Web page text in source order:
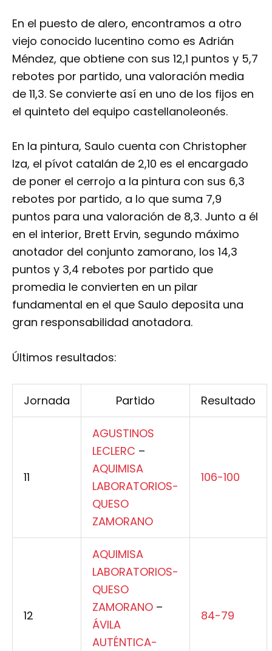
En el puesto de alero, encontramos a otro
viejo conocido lucentino como es Adrián
Méndez, que obtiene con sus 12,1 puntos y 5,7
rebotes por partido, una valoración media
de 11,3. Se convierte así en uno de los fijos en
el quinteto del equipo castellanoleonés.
En la pintura, Saulo cuenta con Christopher
Iza, el pívot catalán de 2,10 es el encargado
de poner el cerrojo a la pintura con sus 6,3
rebotes por partido, a lo que suma 7,9
puntos para una valoración de 8,3. Junto a él
en el interior, Brett Ervin, segundo máximo
anotador del conjunto zamorano, los 14,3
puntos y 3,4 rebotes por partido que
promedia le convierten en un pilar
fundamental en el que Saulo deposita una
gran responsabilidad anotadora.
Últimos resultados:
Jornada Partido Resultado
11
AGUSTINOS
LECLERC –
AQUIMISA
LABORATORIOS-
QUESO
ZAMORANO
106-100
12
AQUIMISA
LABORATORIOS-
QUESO
ZAMORANO –
ÁVILA
AUTÉNTICA-
84-79